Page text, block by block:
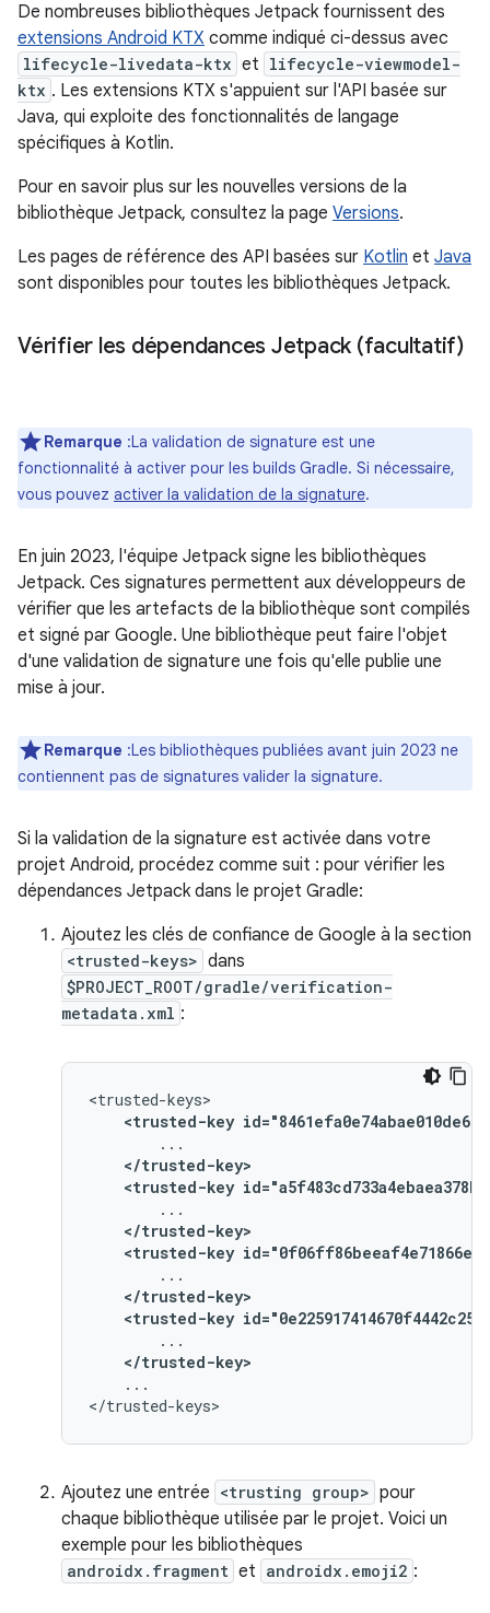
De nombreuses bibliothèques Jetpack fournissent des
extensions Android KTX comme indiqué ci-dessus avec
lifecycle-livedata-ktx et lifecycle-viewmodel-
ktx . Les extensions KTX s'appuient sur l'API basée sur
Java, qui exploite des fonctionnalités de langage
spécifiques à Kotlin.
Pour en savoir plus sur les nouvelles versions de la
bibliothèque Jetpack, consultez la page Versions.
Les pages de référence des API basées sur Kotlin et Java
sont disponibles pour toutes les bibliothèques Jetpack.
Vérifier les dépendances Jetpack (facultatif)
Remarque :La validation de signature est une
fonctionnalité à activer pour les builds Gradle. Si nécessaire,
vous pouvez activer la validation de la signature.
En juin 2023, l'équipe Jetpack signe les bibliothèques
Jetpack. Ces signatures permettent aux développeurs de
vérifier que les artefacts de la bibliothèque sont compilés
et signé par Google. Une bibliothèque peut faire l'objet
d'une validation de signature une fois qu'elle publie une
mise à jour.
Remarque :Les bibliothèques publiées avant juin 2023 ne
contiennent pas de signatures valider la signature.
Si la validation de la signature est activée dans votre
projet Android, procédez comme suit : pour vérifier les
dépendances Jetpack dans le projet Gradle:
Ajoutez les clés de confiance de Google à la section
<trusted-keys> dans
$PROJECT_ROOT/gradle/verification-
metadata.xml :
<trusted-key
</trusted-key>
<trusted-key
</trusted-key>
<trusted-key
</trusted-key>
<trusted-key
</trusted-key>
...
Ajoutez une entrée <trusting group> pour
chaque bibliothèque utilisée par le projet. Voici un
exemple pour les bibliothèques
androidx.fragment et androidx.emoji2 :